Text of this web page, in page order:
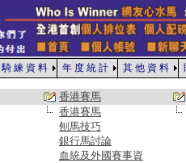
騎 練 資 料 年 度 統 計 其 他 資 料
香港賽馬
香港賽馬
刨馬技巧
銀行馬討論
血統及外國賽事資